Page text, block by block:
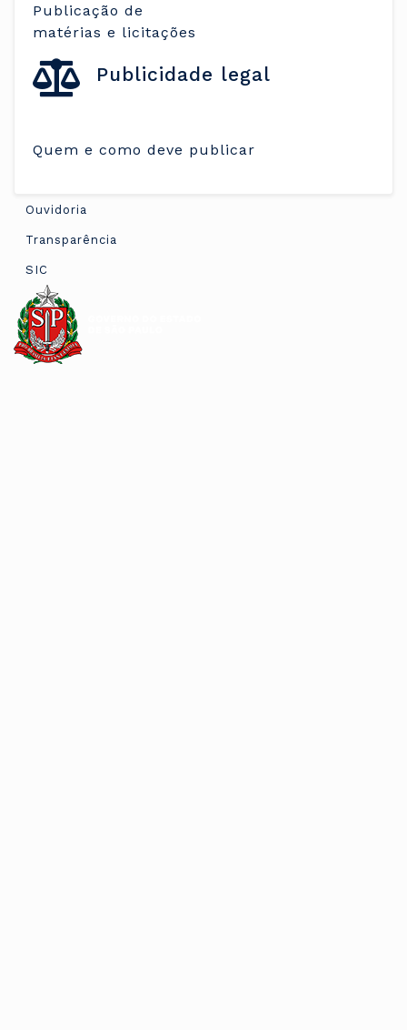
Publicação de
matérias e licitações
Publicidade legal
Quem e como deve publicar
Ouvidoria
Transparência
SIC